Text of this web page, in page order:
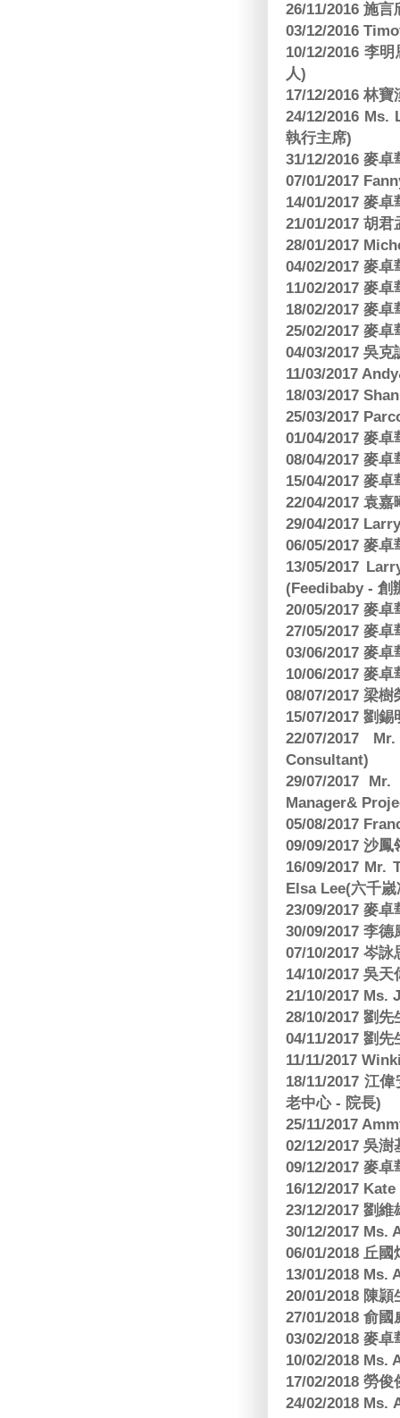
26/11/2016 施
03/12/2016
10/12/2016 李
人)
17/12/2016 林
24/12/2016
執行主席)
31/12/2016 麥
07/01/2017
14/01/2017 麥
21/01/2017 胡
28/01/2017
04/02/2017 麥
11/02/2017 麥
18/02/2017 麥
25/02/2017 麥
04/03/2017 吳
11/03/2017
18/03/2017
25/03/2017
01/04/2017 麥
08/04/2017 麥
15/04/2017 麥
22/04/2017 袁
29/04/2017
06/05/2017 麥
13/05/2017
(Feedibaby - 創
20/05/2017 麥
27/05/2017 麥
03/06/2017 麥
10/06/2017 麥
08/07/2017 梁
15/07/2017 劉
22/07/2017
Consultant)
29/07/2017
Manager&
05/08/2017
09/09/2017 沙
16/09/2017 Mr.
Elsa Lee(六千
23/09/2017 麥
30/09/2017 李
07/10/2017 岑
14/10/2017 吳
21/10/2017 Ms.
28/10/2017 劉
04/11/2017 劉
11/11/2017
18/11/2017 江
老中心 - 院長)
25/11/2017
02/12/2017 吳
09/12/2017 麥
16/12/2017
23/12/2017 劉
30/12/2017 Ms.
06/01/2018 丘
13/01/2018 Ms.
20/01/2018 陳
27/01/2018 俞
03/02/2018 麥
10/02/2018 Ms.
17/02/2018 勞
24/02/2018 Ms.